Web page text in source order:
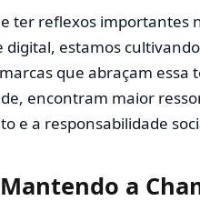
ter reflexos importantes
estamos
que abraçam essa
encontram maior
e a responsabilidade
a